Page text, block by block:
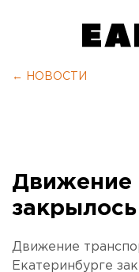
← НОВОСТИ
Движение
Движение
Екатеринбурге